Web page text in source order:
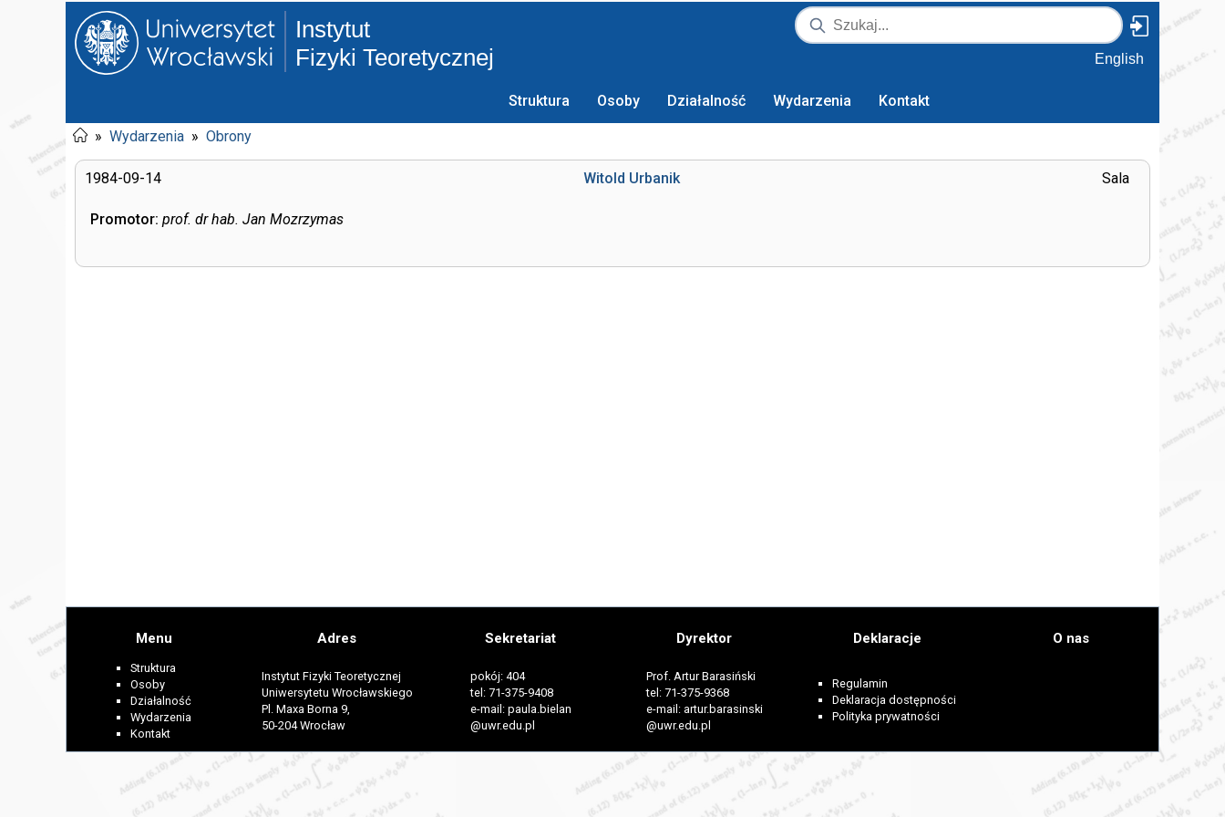
Instytut
Fizyki Teoretycznej
English
Struktura Osoby Działalność Wydarzenia Kontakt
» Wydarzenia » Obrony
1984-09-14 Sala
Witold Urbanik
Promotor: prof. dr hab. Jan Mozrzymas
Menu
Struktura
Osoby
Działalność
Wydarzenia
Kontakt
Adres
Instytut Fizyki Teoretycznej
Uniwersytetu Wrocławskiego
Pl. Maxa Borna 9,
50-204 Wrocław
Sekretariat
pokój: 404
tel: 71-375-9408
e-mail: paula.bielan
@uwr.edu.pl
Dyrektor
Prof. Artur Barasiński
tel: 71-375-9368
e-mail: artur.barasinski
@uwr.edu.pl
Deklaracje
Regulamin
Deklaracja dostępności
Polityka prywatności
O nas